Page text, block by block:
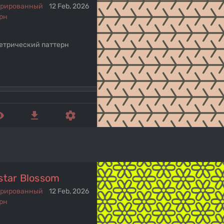
12 Feb, 2026
паттерн
get_app settings
Blossom
12 Feb, 2026